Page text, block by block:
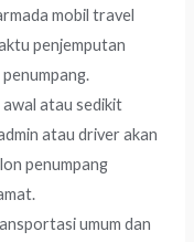
mobil travel
penjemputan
atau sedikit
atau driver akan
penumpang
umum dan